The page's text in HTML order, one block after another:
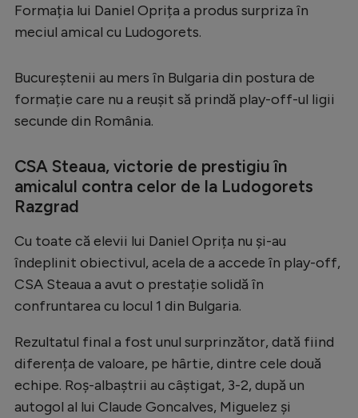
Serie A
Ligue 1
Campionate
EURO 2024
Clasamente
Handbal
Natație
Formula 1
Formația lui Daniel Oprița a produs surpriza în
meciul amical cu Ludogorets.
Bucureștenii au mers în Bulgaria din postura de
formație care nu a reușit să prindă play-off-ul ligii
secunde din România.
CSA Steaua, victorie de prestigiu în
amicalul contra celor de la Ludogorets
Razgrad
Cu toate că elevii lui Daniel Oprița nu și-au
îndeplinit obiectivul, acela de a accede în play-off,
CSA Steaua a avut o prestație solidă în
confruntarea cu locul 1 din Bulgaria.
Rezultatul final a fost unul surprinzător, dată fiind
diferența de valoare, pe hârtie, dintre cele două
echipe. Roș-albaștrii au câștigat, 3-2, după un
autogol al lui Claude Goncalves, Miguelez și